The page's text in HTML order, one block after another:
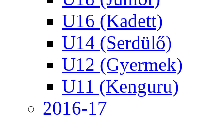
U16 (Kadett)
U14 (Serdülő)
U12 (Gyermek)
U11 (Kenguru)
2016-17